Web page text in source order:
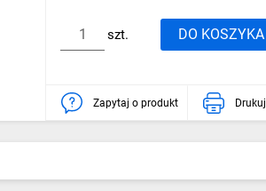
szt. DO KOSZYKA
Zapytaj o produkt Drukuj